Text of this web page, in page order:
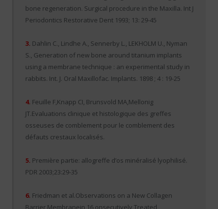
bone regeneration. Surgical procedure in the Maxilla. Int J
Periodontics Restorative Dent 1993; 13: 29-45
3. Dahlin C., Lindhe A., Sennerby L., LEKHOLM U., Nyman
S., Generation of new bone around titanium implants
using a membrane technique : an experimental study in
rabbits. Int. J. Oral Maxillofac. Implants. 1898 ; 4 : 19-25
4. Feuille F,Knapp CI, Brunsvold MA,Mellonig
JT.Evaluations clinique et histologique des greffes
osseuses de comblement pour le comblement des
défauts crestaux localisés.
5. Première partie: allogreffe d’os minéralisé lyophilisé.
PDR 2003;23:29-35
6. Friedman et al.Observations on a New Collagen